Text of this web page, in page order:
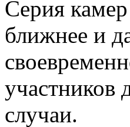
Серия
ближнее и
участников
случаи.